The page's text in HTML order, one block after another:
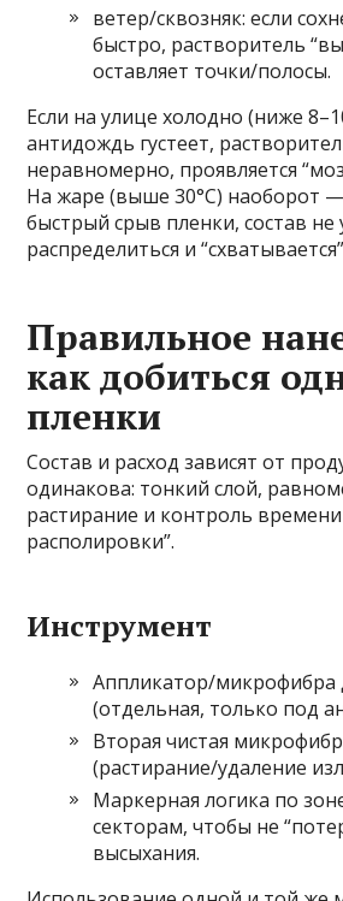
ветер/сквозняк: если
быстро, растворитель
оставляет точки/полосы.
Если на улице холодно (ниже
антидождь густеет,
неравномерно, проявляется
На жаре (выше 30°C) наоборот
быстрый срыв пленки, состав не
распределиться и
Правильное
как добиться
пленки
Состав и расход зависят от
одинакова: тонкий слой,
растирание и контроль времени
располировки”.
Инструмент
Аппликатор/микрофибра
(отдельная, только под
Вторая чистая
(растирание/удаление
Маркерная логика по
секторам, чтобы не
высыхания.